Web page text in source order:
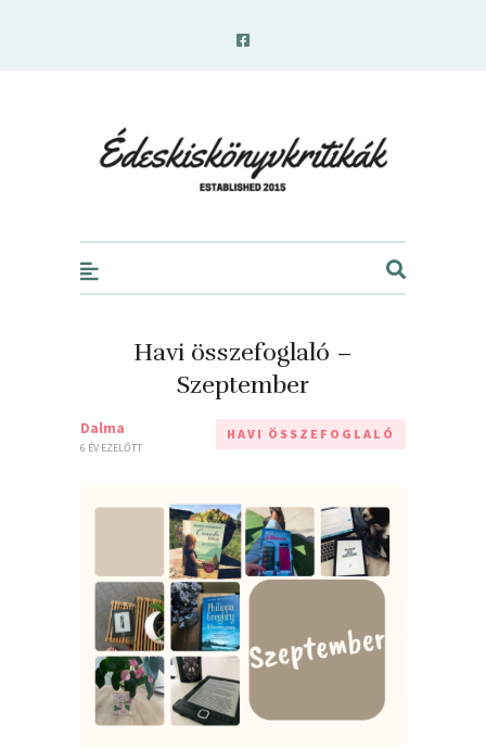
Havi összefoglaló –
Szeptember
Dalma
6 ÉV EZELŐTT
HAVI ÖSSZEFOGLALÓ